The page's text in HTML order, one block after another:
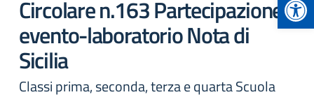
Circolare n.163 Partecipazione
evento-laboratorio Nota di
Sicilia
Classi prima, seconda, terza e quarta Scuola